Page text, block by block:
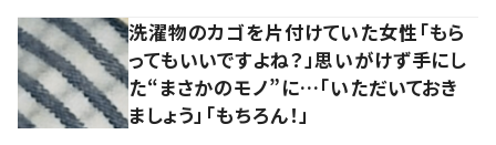
洗濯物のカゴを片付けていた女性「もら
ってもいいですよね？」思いがけず手にし
た“まさかのモノ”に…「いただいておき
ましょう」「もちろん！」